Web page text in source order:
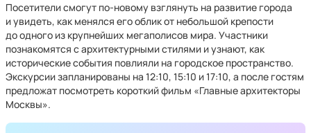
Посетители смогут по-новому взглянуть на развитие города
и увидеть, как менялся его облик от небольшой крепости
до одного из крупнейших мегаполисов мира. Участники
познакомятся с архитектурными стилями и узнают, как
исторические события повлияли на городское пространство.
Экскурсии запланированы на 12:10, 15:10 и 17:10, а после гостям
предложат посмотреть короткий фильм «Главные архитекторы
Москвы».